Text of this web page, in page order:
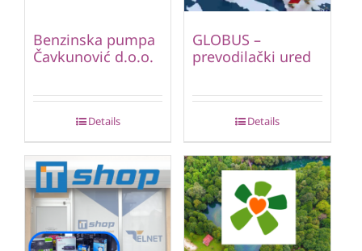
Benzinska pumpa
Čavkunović d.o.o.
Details
GLOBUS –
prevodilački ured
Details